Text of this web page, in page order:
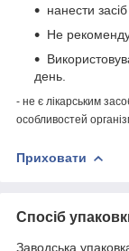
нанести
Не
день.
- не є лікарським
особливостей
Приховати
Спосіб
Заводська